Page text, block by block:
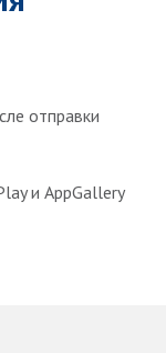
отправки
и AppGallery